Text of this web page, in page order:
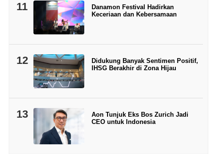
11
Danamon Festival Hadirkan
Keceriaan dan Kebersamaan
12
Didukung Banyak Sentimen Positif,
IHSG Berakhir di Zona Hijau
13
Aon Tunjuk Eks Bos Zurich Jadi
CEO untuk Indonesia